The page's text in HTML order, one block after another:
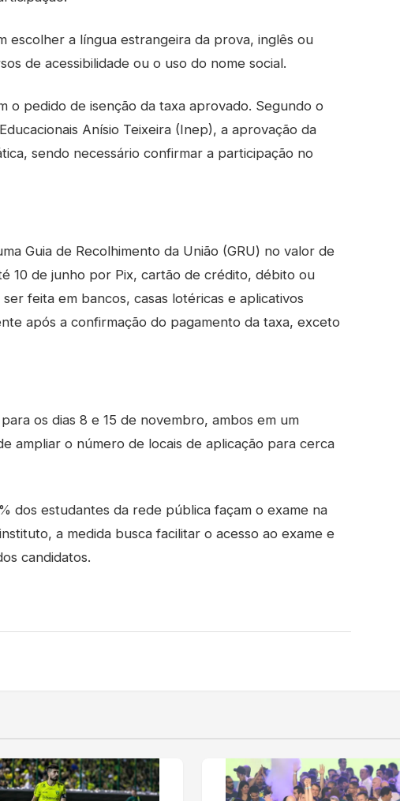
escolher a língua estrangeira da prova, inglês ou
de acessibilidade ou o uso do nome social.
o pedido de isenção da taxa aprovado. Segundo o
Anísio Teixeira (Inep), a aprovação da
sendo necessário confirmar a participação no
Guia de Recolhimento da União (GRU) no valor de
10 de junho por Pix, cartão de crédito, débito ou
feita em bancos, casas lotéricas e aplicativos
após a confirmação do pagamento da taxa, exceto
os dias 8 e 15 de novembro, ambos em um
ampliar o número de locais de aplicação para cerca
dos estudantes da rede pública façam o exame na
a medida busca facilitar o acesso ao exame e
candidatos.